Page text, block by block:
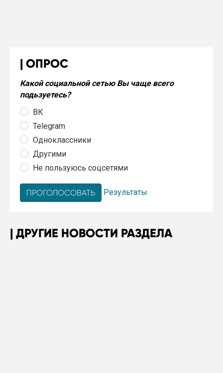
ОПРОС
Какой социальной сетью Вы чаще всего
подьзуетесь?
ВК
Telegram
Одноклассники
Другими
Не пользуюсь соцсетями
Результаты
ДРУГИЕ НОВОСТИ РАЗДЕЛА